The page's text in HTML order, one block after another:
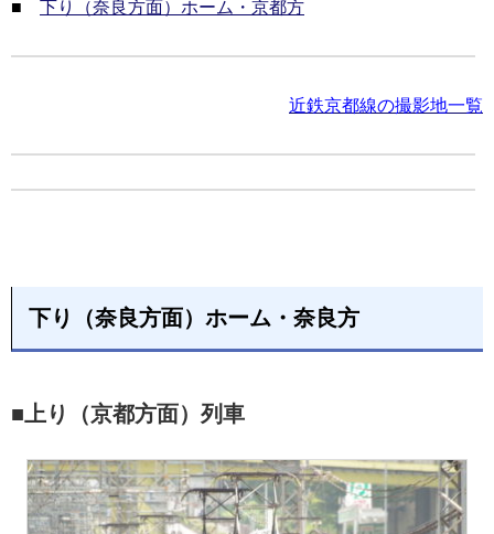
■ 下り（奈良方面）ホーム・京都方
近鉄京都線の撮影地一覧
下り（奈良方面）ホーム・奈良方
■上り（京都方面）列車